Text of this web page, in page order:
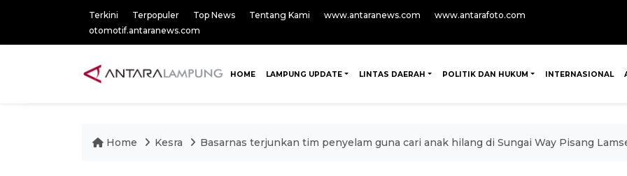
Terkini Terpopuler Top News Tentang Kami www.antaranews.com
www.antarafoto.com
otomotif.antaranews.com
HOME LAMPUNG UPDATE LINTAS DAERAH POLITIK DAN HUKUM INTERNASIONAL
Home Kesra Basarnas terjunkan tim penyelam guna cari anak hilang di Sungai Way Pisang